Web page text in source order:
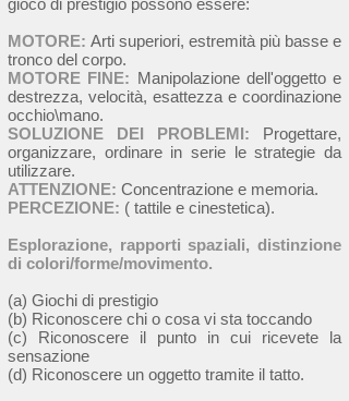
gioco di prestigio possono essere:
MOTORE: Arti superiori, estremità più basse e
tronco del corpo.
MOTORE FINE: Manipolazione dell'oggetto e
destrezza, velocità, esattezza e coordinazione
occhio\mano.
SOLUZIONE DEI PROBLEMI: Progettare,
organizzare, ordinare in serie le strategie da
utilizzare.
ATTENZIONE: Concentrazione e memoria.
PERCEZIONE: ( tattile e cinestetica).
Esplorazione, rapporti spaziali, distinzione
di colori/forme/movimento.
(a) Giochi di prestigio
(b) Riconoscere chi o cosa vi sta toccando
(c) Riconoscere il punto in cui ricevete la
sensazione
(d) Riconoscere un oggetto tramite il tatto.